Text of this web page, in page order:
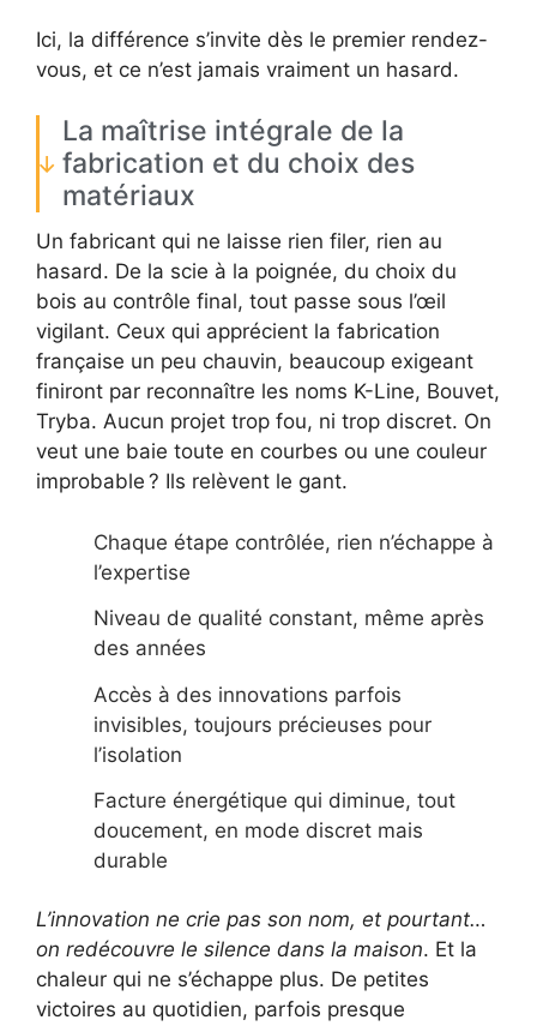
Ici, la différence s’invite dès le premier rendez-
vous, et ce n’est jamais vraiment un hasard.
La maîtrise intégrale de la
fabrication et du choix des
matériaux
Un fabricant qui ne laisse rien filer, rien au
hasard. De la scie à la poignée, du choix du
bois au contrôle final, tout passe sous l’œil
vigilant. Ceux qui apprécient la fabrication
française un peu chauvin, beaucoup exigeant
finiront par reconnaître les noms K-Line, Bouvet,
Tryba. Aucun projet trop fou, ni trop discret. On
veut une baie toute en courbes ou une couleur
improbable ? Ils relèvent le gant.
Chaque étape contrôlée, rien n’échappe à
l’expertise
Niveau de qualité constant, même après
des années
Accès à des innovations parfois
invisibles, toujours précieuses pour
l’isolation
Facture énergétique qui diminue, tout
doucement, en mode discret mais
durable
L’innovation ne crie pas son nom, et pourtant…
on redécouvre le silence dans la maison. Et la
chaleur qui ne s’échappe plus. De petites
victoires au quotidien, parfois presque